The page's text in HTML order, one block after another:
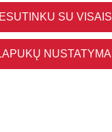
SU VISAIS
NUSTATYMAI